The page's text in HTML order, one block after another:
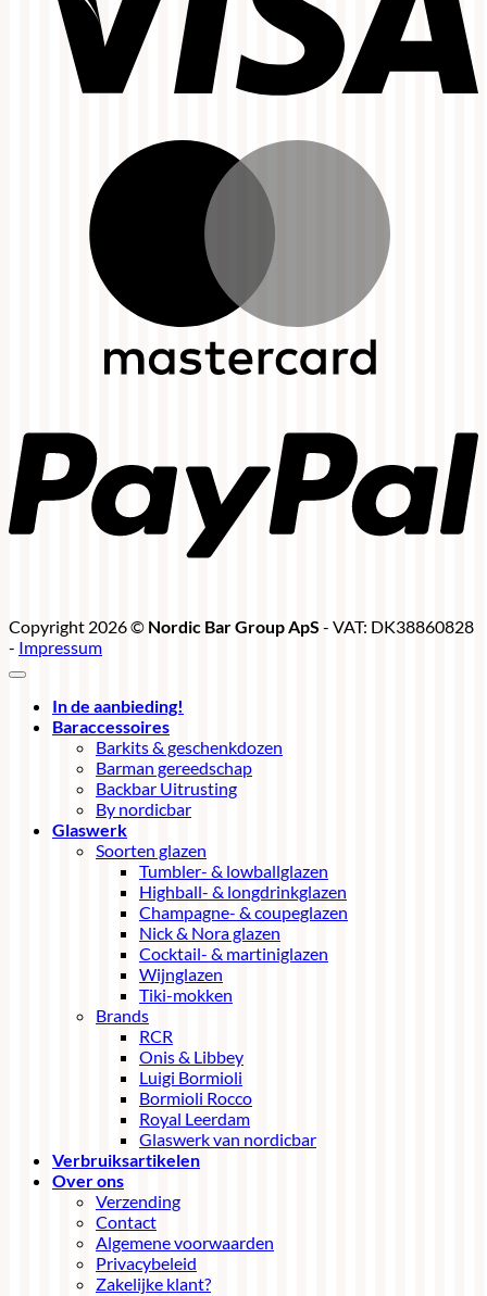
Copyright 2026 © Nordic Bar Group ApS - VAT: DK38860828
- Impressum
In de aanbieding!
Baraccessoires
Barkits & geschenkdozen
Barman gereedschap
Backbar Uitrusting
By nordicbar
Glaswerk
Soorten glazen
Tumbler- & lowballglazen
Highball- & longdrinkglazen
Champagne- & coupeglazen
Nick & Nora glazen
Cocktail- & martiniglazen
Wijnglazen
Tiki-mokken
Brands
RCR
Onis & Libbey
Luigi Bormioli
Bormioli Rocco
Royal Leerdam
Glaswerk van nordicbar
Verbruiksartikelen
Over ons
Verzending
Contact
Algemene voorwaarden
Privacybeleid
Zakelijke klant?